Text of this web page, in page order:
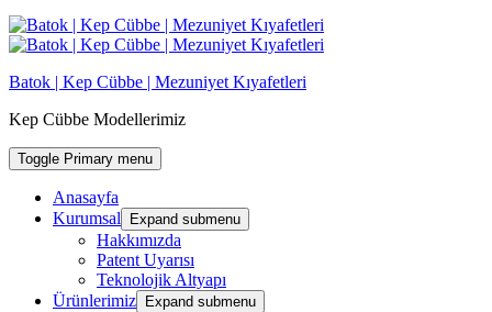
Batok | Kep Cübbe | Mezuniyet Kıyafetleri
Kep Cübbe Modellerimiz
Toggle Primary menu
Anasayfa
Kurumsal
Expand submenu
Hakkımızda
Patent Uyarısı
Teknolojik Altyapı
Ürünlerimiz
Expand submenu